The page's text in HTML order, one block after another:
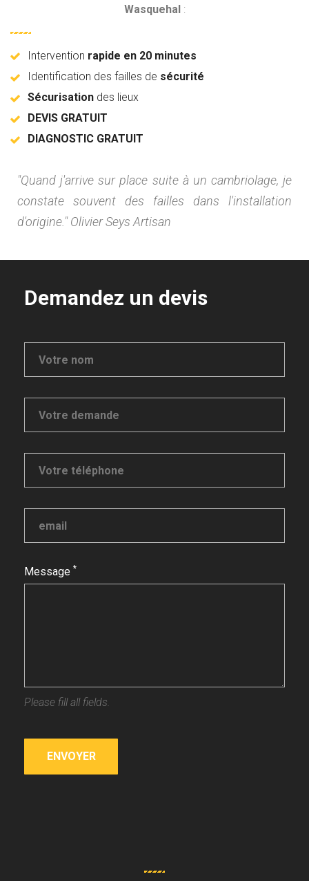
Wasquehal:
Intervention rapide en 20 minutes
Identification des failles de sécurité
Sécurisation des lieux
DEVIS GRATUIT
DIAGNOSTIC GRATUIT
"Quand j'arrive sur place suite à un cambriolage, je
constate souvent des failles dans l'installation
d'origine." Olivier Seys Artisan
Demandez un devis
Message *
Please fill all fields.